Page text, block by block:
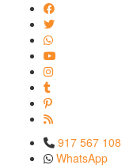
917 567 108
WhatsApp